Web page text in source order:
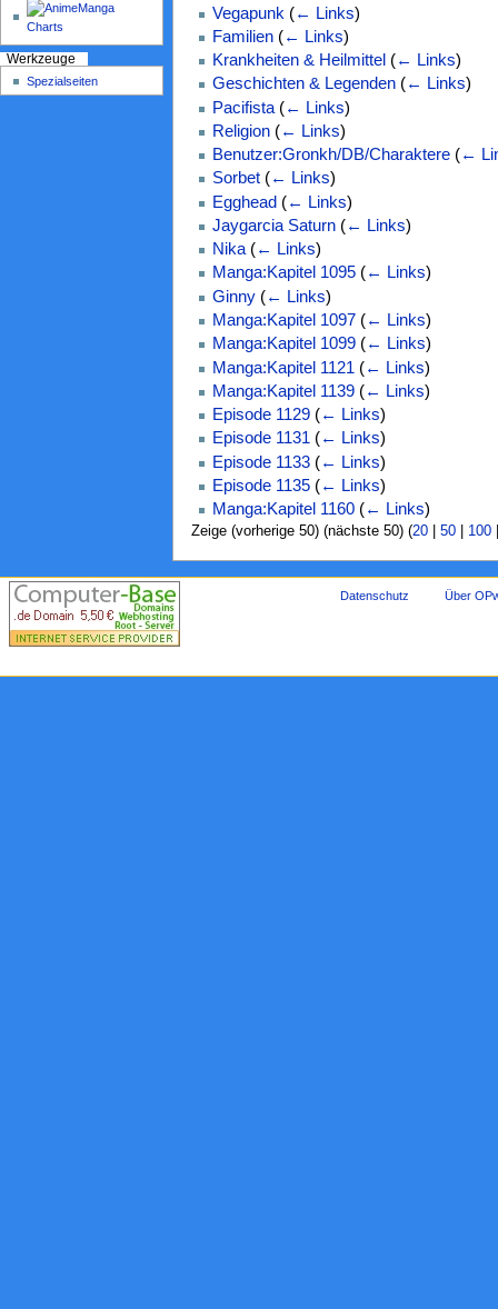
Vegapunk (← Links)
Familien (← Links)
Krankheiten & Heilmittel (← Links)
Geschichten & Legenden (← Links)
Pacifista (← Links)
Religion (← Links)
Benutzer:Gronkh/DB/Charaktere (←
Sorbet (← Links)
Egghead (← Links)
Jaygarcia Saturn (← Links)
Nika (← Links)
Manga:Kapitel 1095 (← Links)
Ginny (← Links)
Manga:Kapitel 1097 (← Links)
Manga:Kapitel 1099 (← Links)
Manga:Kapitel 1121 (← Links)
Manga:Kapitel 1139 (← Links)
Episode 1129 (← Links)
Episode 1131 (← Links)
Episode 1133 (← Links)
Episode 1135 (← Links)
Manga:Kapitel 1160 (← Links)
Zeige (vorherige 50) (nächste 50) (20| 50| 100
Werkzeuge
Spezialseiten
Datenschutz Über